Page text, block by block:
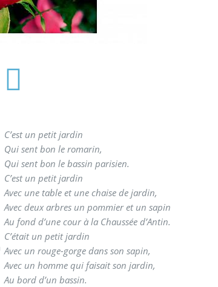
C’est un petit jardin
Qui sent bon le romarin,
Qui sent bon le bassin parisien.
C’est un petit jardin
Avec une table et une chaise de jardin,
Avec deux arbres un pommier et un sapin
Au fond d’une cour à la Chaussée d’Antin.
C’était un petit jardin
Avec un rouge-gorge dans son sapin,
Avec un homme qui faisait son jardin,
Au bord d’un bassin.